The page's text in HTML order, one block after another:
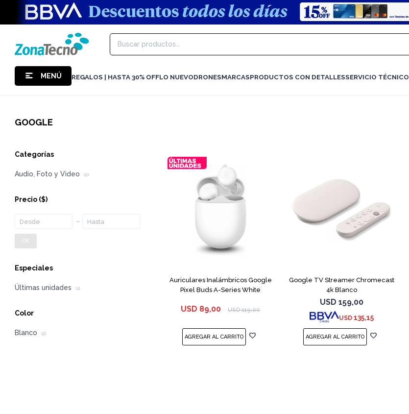
MENÚ REGALOS | HASTA 30% OFFLO NUEVODRONESMARCASPRODUCTOS CON DETALLESSERVICIO TÉCNICO
GOOGLE
Auriculares Inalámbricos Google
Pixel Buds A-Series White
USD 89,00 USD 119,00
Google TV Streamer Chromecast
4k Blanco
USD 159,00
USD 135,15
Categorías
Audio, Foto y Video (2)
Precio ($)
OK
Especiales
Últimas unidades (1)
Color
Blanco (2)